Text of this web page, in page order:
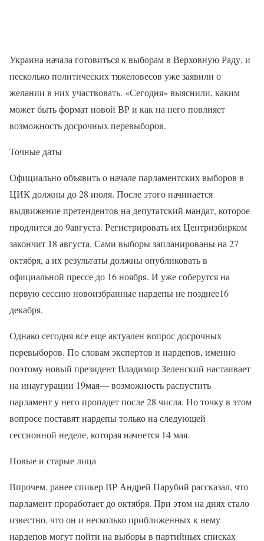
Украина начала готовиться к выборам в Верховную Раду, и
несколько политических тяжеловесов уже заявили о
желании в них участвовать. «Сегодня» выяснили, каким
может быть формат новой ВР и как на него повлияет
возможность досрочных перевыборов.
Точные даты
Официально объявить о начале парламентских выборов в
ЦИК должны до 28 июля. После этого начинается
выдвижение претендентов на депутатский мандат, которое
продлится до 9августа. Регистрировать их Центризбирком
закончит 18 августа. Сами выборы запланированы на 27
октября, а их результаты должны опубликовать в
официальной прессе до 16 ноября. И уже соберутся на
первую сессию новоизбранные нардепы не позднее16
декабря.
Однако сегодня все еще актуален вопрос досрочных
перевыборов. По словам экспертов и нардепов, именно
поэтому новый президент Владимир Зеленский настаивает
на инаугурации 19мая— возможность распустить
парламент у него пропадет после 28 числа. Но точку в этом
вопросе поставят нардепы только на следующей
сессионной неделе, которая начнется 14 мая.
Новые и старые лица
Впрочем, ранее спикер ВР Андрей Парубий рассказал, что
парламент проработает до октября. При этом на днях стало
известно, что он и несколько приближенных к нему
нардепов могут пойти на выборы в партийных списках